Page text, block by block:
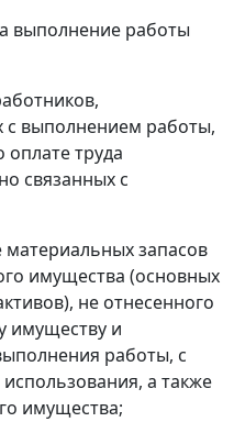
выполнение работы
с выполнением работы,
труда
связанных с
запасов
имущества (основных
не отнесенного
имуществу и
работы, с
а также
имущества;